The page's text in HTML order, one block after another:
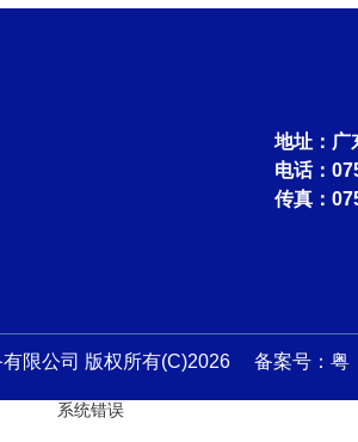
地址：广
电话：
传真：
限公司 版权所有(C)2026 备案号： 粤
ICP备13045759号
系统错误